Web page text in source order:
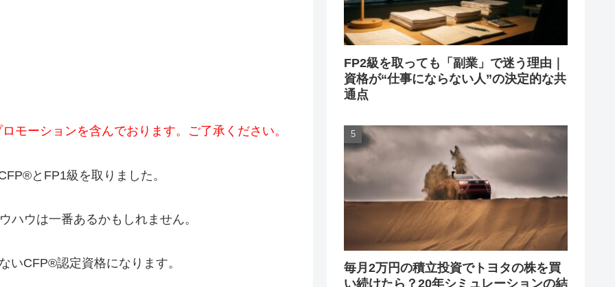
モーションを含んでおります。ご了承ください。
とFP1級を取りました。
ハウは一番あるかもしれません。
いCFP®認定資格になります。
FP2級を取っても「副業」で迷う理由｜
資格が“仕事にならない人”の決定的な共
通点
毎月2万円の積立投資でトヨタの株を買
い続けたら？20年シミュレーションの結